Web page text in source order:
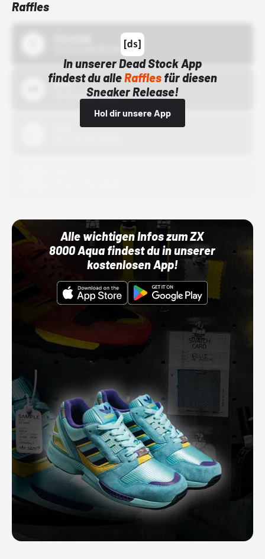
Raffles
In unserer Dead Stock App
findest du alleRafflesfür diesen
Sneaker Release!
Hol dir unsere App
Bstn
01.10.22 00:00 Uhr
Alle wichtigen Infos zum ZX
8000 Aqua findest du in unserer
kostenlosen App!